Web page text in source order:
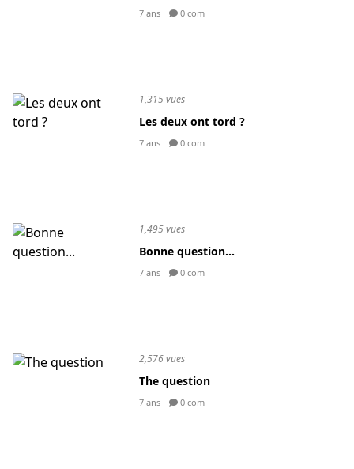
7 ans 0 com
1,315 vues
Les deux ont tord ?
7 ans 0 com
1,495 vues
Bonne question...
7 ans 0 com
2,576 vues
The question
7 ans 0 com